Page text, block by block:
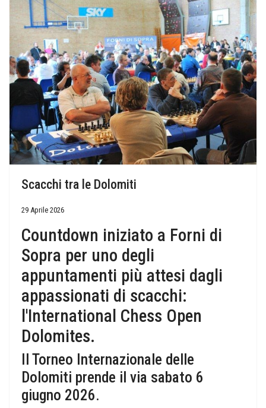
Scacchi tra le Dolomiti
29 Aprile 2026
Countdown iniziato a Forni di
Sopra per uno degli
appuntamenti più attesi dagli
appassionati di scacchi:
l'International Chess Open
Dolomites.
Il Torneo Internazionale delle
Dolomiti prende il via sabato 6
giugno 2026.